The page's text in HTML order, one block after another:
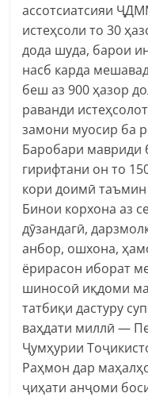
ассотсиатсияи
истеҳсоли то 30
дода шуда, барои
насб карда
беш аз 900 ҳазор
раванди
замони муосир ба
Баробари мавриди
гирифтани он то
кори доимӣ таъмин
Бинои корхона аз
дӯзандагӣ,
анбор, ошхона,
ёрирасон иборат
шиносоӣ иқдоми
татбиқи дастуру
ваҳдати миллӣ —
Ҷумҳурии
Раҳмон дар
ҷиҳати анҷоми